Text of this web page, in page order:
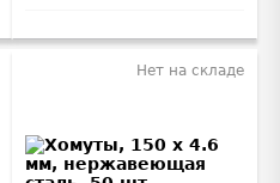
Нет на складе